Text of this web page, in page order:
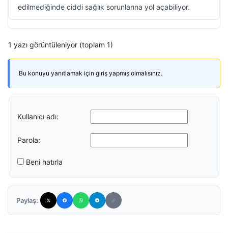
edilmediğinde ciddi sağlık sorunlarına yol açabiliyor.
1 yazı görüntüleniyor (toplam 1)
Bu konuyu yanıtlamak için giriş yapmış olmalısınız.
Kullanıcı adı:
Parola:
Beni hatırla
Paylaş: